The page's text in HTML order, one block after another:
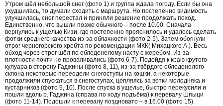
Утром шёл небольшой снег (фото 1) и группа ждала погоду. Если бы она
ухудшилась, то думали сходить с маршрута. Но постепенно видимость
улучшилась, снег перестал и приняли решение продолжать поход.
Единственно, что вышли позже обычного – после 10.00. Сначала
вернулись к ущелью Кизи, где постепенно прояснилось и удалось сделать
фотки среднего качества из-за облачности (фото 2-5). Затем обогнули
отрог черногорского хребта по рекомендации МКК( Михацкого А.). Весь
обход через отрог шёл по обледенелому насту с жеребом. Из-за
плотности почти не проваливались (фото 6-7). Подойдя к краю крутого
кулуара в сторону Гаджины (фото 8, 11), из-за твёрдого обледенелого
склона некоторые переодели снегоступы на кошки, а некоторые
продолжили спускаться в снегоступах, цепляясь за ветки молодняка и
кустарников (фото 9, 10). После спуска в ущелье, быстро перекусили и
пошли вдоль р. Гаджина (справа по ходу подъёма) к перевалу Шпыци
(фото 11-14). Подошли к перевалу поздновато – в 16.00 (фото 15).